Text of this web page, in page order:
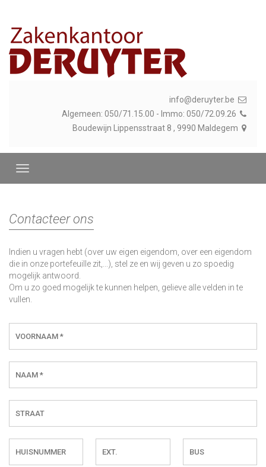
info@deruyter.be
Algemeen: 050/71.15.00 - Immo: 050/72.09.26
Boudewijn Lippensstraat 8 , 9990 Maldegem
Contacteer ons
Indien u vragen hebt (over uw eigen eigendom, over een eigendom
die in onze portefeuille zit,...), stel ze en wij geven u zo spoedig
mogelijk antwoord.
Om u zo goed mogelijk te kunnen helpen, gelieve alle velden in te
vullen.